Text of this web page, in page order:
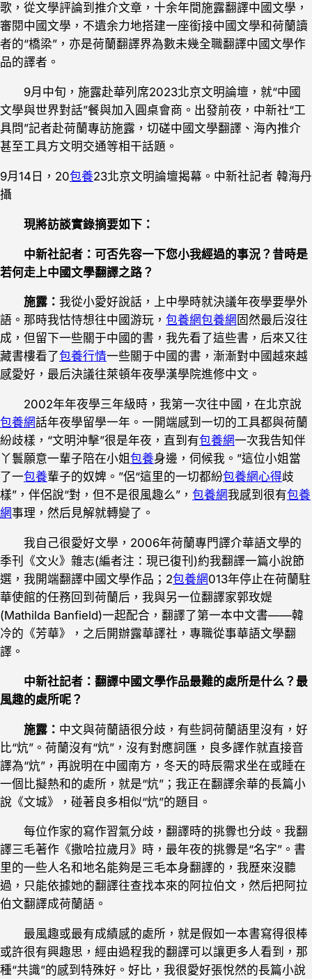
歌，從文學評論到推介文章，十余年間施露翻譯中國文學，
審閱中國文學，不遺余力地搭建一座銜接中國文學和荷蘭讀
者的“橋梁”，亦是荷蘭翻譯界為數未幾全職翻譯中國文學作
品的譯者。
9月中旬，施露赴華列席2023北京文明論壇，就“中國
文學與世界對話”餐與加入圓桌會商。出發前夜，中新社“工
具問”記者赴荷蘭專訪施露，切磋中國文學翻譯、海內推介
甚至工具方文明交通等相干話題。
9月14日，20包養23北京文明論壇揭幕。中新社記者 韓海丹
攝
現將訪談實錄摘要如下：
中新社記者：可否先容一下您小我經過的事況？昔時是
若何走上中國文學翻譯之路？
施露： 我從小愛好說話，上中學時就決議年夜學要學外
語。那時我怙恃想往中國游玩， 包養網包養網 固然最后沒往
成，但留下一些關于中國的書，我先看了這些書，后來又往
藏書樓看了包養行情一些關于中國的書，漸漸對中國越來越
感愛好，最后決議往萊頓年夜學漢學院進修中文。
2002年年夜學三年級時，我第一次往中國，在北京說
包養網話年夜學留學一年。一開端感到一切的工具都與荷蘭
紛歧樣，“文明沖擊”很是年夜，直到有包養網一次我告知伴
丫鬟願意一輩子陪在小姐包養身邊，伺候我。”這位小姐當
了一包養輩子的奴婢。”侶“這里的一切都紛包養網心得歧
樣”，伴侶說“對，但不是很風趣么”， 包養網我感到很有包養
網事理，然后見解就轉變了。
我自己很愛好文學，2006年荷蘭專門譯介華語文學的
季刊《文火》雜志(編者注：現已復刊)約我翻譯一篇小說節
選，我開端翻譯中國文學作品；2包養網013年停止在荷蘭駐
華使館的任務回到荷蘭后，我與另一位翻譯家郭玫媞
(Mathilda Banfield)一起配合，翻譯了第一本中文書——韓
冷的《芳華》，之后開辦露華譯社，專職從事華語文學翻
譯。
中新社記者：翻譯中國文學作品最難的處所是什么？最
風趣的處所呢？
施露： 中文與荷蘭語很分歧，有些詞荷蘭語里沒有，好
比“炕”。荷蘭沒有“炕”，沒有對應詞匯，良多譯作就直接音
譯為“炕”，再說明在中國南方，冬天的時辰需求坐在或睡在
一個比擬熱和的處所，就是“炕”；我正在翻譯余華的長篇小
說《文城》，碰著良多相似“炕”的題目。
每位作家的寫作習氣分歧，翻譯時的挑釁也分歧。我翻
譯三毛著作《撒哈拉歲月》時，最年夜的挑釁是“名字”。書
里的一些人名和地名能夠是三毛本身翻譯的，我歷來沒聽
過，只能依據她的翻譯往查找本來的阿拉伯文，然后把阿拉
伯文翻譯成荷蘭語。
最風趣或最有成績感的處所，就是假如一本書寫得很棒
或許很有興趣思，經由過程我的翻譯可以讓更多人看到，那
種“共識”的感到特殊好。好比，我很愛好張悅然的長篇小說